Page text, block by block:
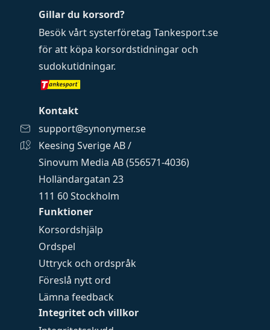
Funktioner
Korsordshjälp
Ordspel
Uttryck och ordspråk
Föreslå nytt ord
Lämna feedback
Integritet och villkor
Gillar du korsord?
Besök vårt systerföretag Tankesport.se
för att köpa korsordstidningar och
sudokutidningar.
Kontakt
support@synonymer.se
Keesing Sverige AB /
Sinovum Media AB (556571-4036)
Holländargatan 23
111 60 Stockholm